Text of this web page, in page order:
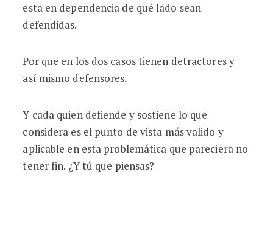
esta en dependencia de qué lado sean
defendidas.
Por que en los dos casos tienen detractores y
así mismo defensores.
Y cada quien defiende y sostiene lo que
considera es el punto de vista más valido y
aplicable en esta problemática que pareciera no
tener fin. ¿Y tú que piensas?